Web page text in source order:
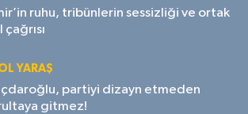
ruhu, tribünlerin sessizliği ve ortak
çağrısı
YARAŞ
partiyi dizayn etmeden
gitmez!